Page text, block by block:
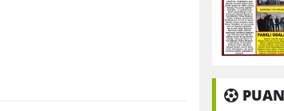
PUAN